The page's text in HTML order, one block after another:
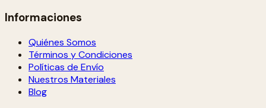
Informaciones
Quiénes Somos
Términos y Condiciones
Políticas de Envío
Nuestros Materiales
Blog